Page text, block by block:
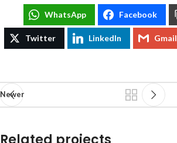
WhatsApp Facebook
Twitter LinkedIn Gmail
Newer